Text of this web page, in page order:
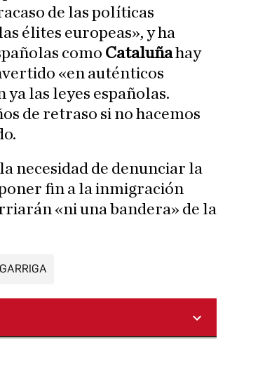
de las políticas
élites europeas», y ha
como Cataluñahay
«en auténticos
ya las leyes españolas.
de retraso si no hacemos
necesidad de denunciar la
fin a la inmigración
«ni una bandera» de la